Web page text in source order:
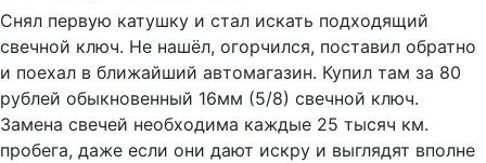
Снял первую катушку и стал искать подходящий
свечной ключ. Не нашёл, огорчился, поставил обратно
и поехал в ближайший автомагазин. Купил там за 80
рублей обыкновенный 16мм (5/8) свечной ключ.
Замена свечей необходима каждые 25 тысяч км.
пробега, даже если они дают искру и выглядят вполне